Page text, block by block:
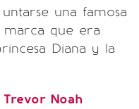
una famosa
marca que era
Diana y la
Trevor Noah